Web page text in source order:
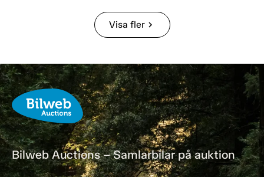
Visa flerchevron_right
Bilweb Auctions – Samlarbilar på auktion